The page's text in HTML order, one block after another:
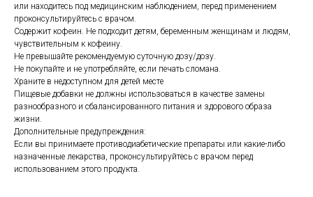
или находитесь под медицинским наблюдением, перед применением
проконсультируйтесь с врачом.
Содержит кофеин. Не подходит детям, беременным женщинам и людям,
чувствительным к кофеину.
Не превышайте рекомендуемую суточную дозу/дозу.
Не покупайте и не употребляйте, если печать сломана.
Храните в недоступном для детей месте
Пищевые добавки не должны использоваться в качестве замены
разнообразного и сбалансированного питания и здорового образа
жизни.
Дополнительные предупреждения:
Если вы принимаете противодиабетические препараты или какие-либо
назначенные лекарства, проконсультируйтесь с врачом перед
использованием этого продукта.